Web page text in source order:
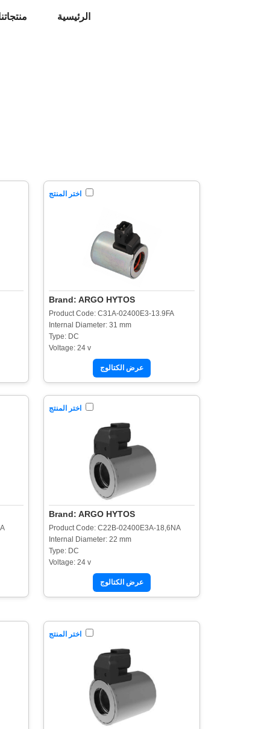
الرئيسية
اختر المنتج
Brand: ARGO HYTOS
Product Code: C31A-02400E3-13.9FA
Internal Diameter: 31 mm
Type: DC
Voltage: 24 v
عرض الكتالوج
اختر المنتج
Brand: ARGO HYTOS
Product Code: C22B-02400E3A-18,6NA
Internal Diameter: 22 mm
Type: DC
Voltage: 24 v
عرض الكتالوج
اختر المنتج